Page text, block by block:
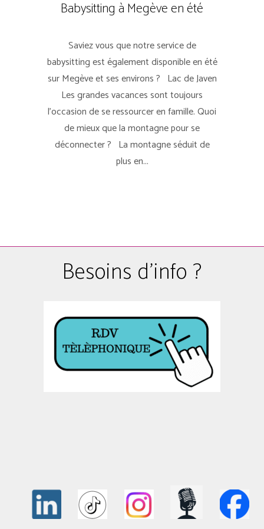
Babysitting à Megève en été
Saviez vous que notre service de
babysitting est également disponible en été
sur Megève et ses environs ? Lac de Javen
Les grandes vacances sont toujours
l'occasion de se ressourcer en famille. Quoi
de mieux que la montagne pour se
déconnecter ? La montagne séduit de
plus en...
Besoins d'info ?